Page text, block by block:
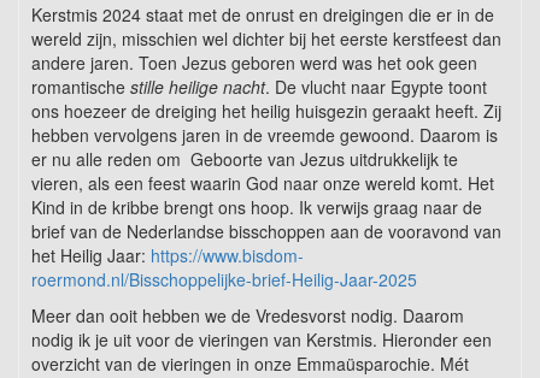
Kerstmis 2024 staat met de onrust en dreigingen die er in de
wereld zijn, misschien wel dichter bij het eerste kerstfeest dan
andere jaren. Toen Jezus geboren werd was het ook geen
romantische stille heilige nacht. De vlucht naar Egypte toont
ons hoezeer de dreiging het heilig huisgezin geraakt heeft. Zij
hebben vervolgens jaren in de vreemde gewoond. Daarom is
er nu alle reden om Geboorte van Jezus uitdrukkelijk te
vieren, als een feest waarin God naar onze wereld komt. Het
Kind in de kribbe brengt ons hoop. Ik verwijs graag naar de
brief van de Nederlandse bisschoppen aan de vooravond van
het Heilig Jaar: https://www.bisdom-
roermond.nl/Bisschoppelijke-brief-Heilig-Jaar-2025
Meer dan ooit hebben we de Vredesvorst nodig. Daarom
nodig ik je uit voor de vieringen van Kerstmis. Hieronder een
overzicht van de vieringen in onze Emmaüsparochie. Mét